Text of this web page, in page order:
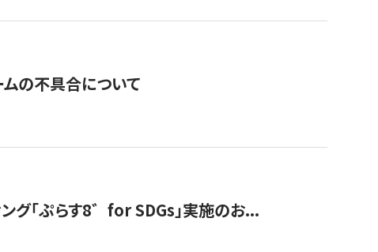
ムの不具合について
グ「ぷらす8゛for SDGs」実施のお...